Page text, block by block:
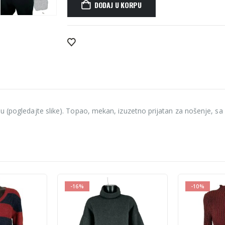
DODAJ U KORPU
Alternative:
(pogledajte slike). Topao, mekan, izuzetno prijatan za nošenje,
-10% -25%